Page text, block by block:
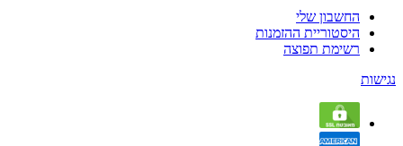
החשבון שלי
היסטוריית ההזמנות
רשימת תפוצה
נגישות